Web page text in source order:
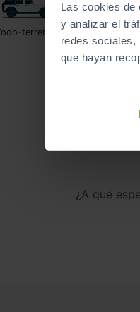
Las cookies de
y analizar el
redes sociales,
que hayan
Todo-terrenos
¿A qué